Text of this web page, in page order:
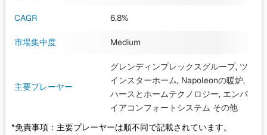
CAGR 6.8%
市場集中度 Medium
主要プレーヤー
グレンディンプレックスグループ, ツ
インスターホーム, Napoleonの暖炉,
ハースとホームテクノロジー, エンパ
イアコンフォートシステム その他
*免責事項：主要プレーヤーは順不同で記載されています。